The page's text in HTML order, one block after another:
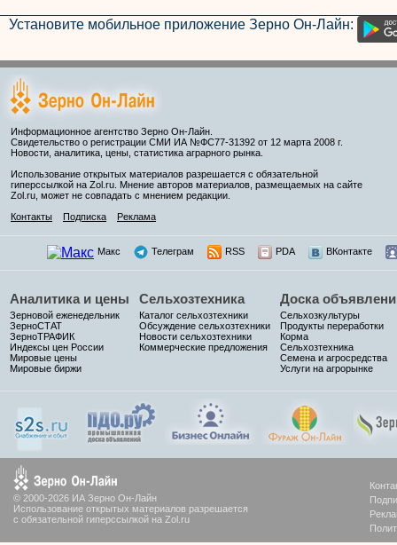
Установите мобильное приложение Зерно Он-Лайн:
Информационное агентство Зерно Он-Лайн.
Свидетельство о регистрации СМИ ИА №ФС77-31392 от 12 марта 2008 г.
Новости, аналитика, цены, статистика аграрного рынка.
Использование открытых материалов разрешается с обязательной
гиперссылкой на Zol.ru. Мнение авторов материалов, размещаемых на сайте
Zol.ru, может не совпадать с мнением редакции.
Контакты
Подписка Реклама
Макс Телеграм RSS PDA ВКонтакте
Аналитика и цены
Зерновой еженедельник
ЗерноСТАТ
ЗерноТРАФИК
Индексы цен России
Мировые цены
Мировые биржи
Сельхозтехника
Каталог сельхозтехники
Обсуждение сельхозтехники
Новости сельхозтехники
Коммерческие предложения
Доска
Сельхозкультуры
Продукты переработки
Корма
Сельхозтехника
Семена и агросредства
Услуги на агрорынке
© 2000-2026 ИА Зерно Он-Лайн
Использование открытых материалов разрешается
с обязательной гиперссылкой на Zol.ru